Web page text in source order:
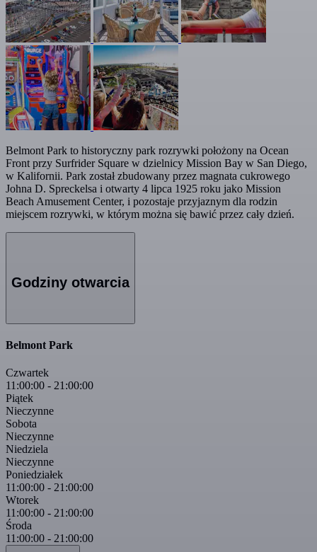
Belmont Park to historyczny park rozrywki położony na Ocean
Front przy Surfrider Square w dzielnicy Mission Bay w San Diego,
w Kalifornii. Park został zbudowany przez magnata cukrowego
Johna D. Spreckelsa i otwarty 4 lipca 1925 roku jako Mission
Beach Amusement Center, i pozostaje przyjaznym dla rodzin
miejscem rozrywki, w którym można się bawić przez cały dzień.
Godziny otwarcia
Belmont Park
Czwartek
11:00:00 - 21:00:00
Piątek
Nieczynne
Sobota
Nieczynne
Niedziela
Nieczynne
Poniedziałek
11:00:00 - 21:00:00
Wtorek
11:00:00 - 21:00:00
Środa
11:00:00 - 21:00:00